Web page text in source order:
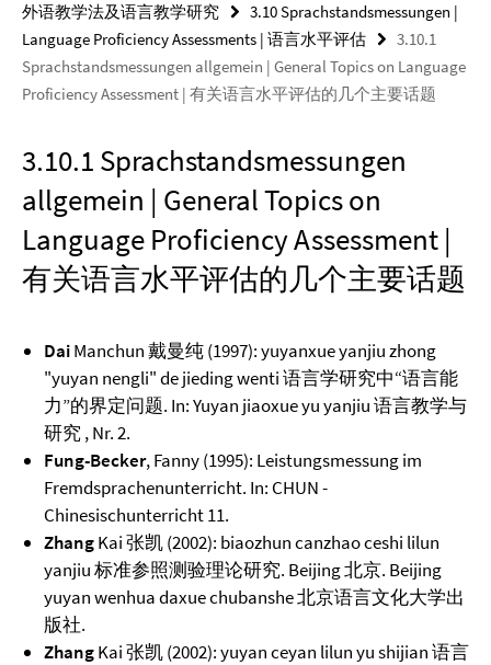
外语教学法及语言教学研究
3.10 Sprachstandsmessungen |
Language Proficiency Assessments | 语言水平评估
3.10.1
Sprachstandsmessungen allgemein | General Topics on Language
Proficiency Assessment | 有关语言水平评估的几个主要话题
3.10.1 Sprachstandsmessungen
allgemein | General Topics on
Language Proficiency Assessment |
有关语言水平评估的几个主要话题
DaiManchun 戴曼纯 (1997): yuyanxue yanjiu zhong
"yuyan nengli" de jieding wenti 语言学研究中“语言能
力”的界定问题. In: Yuyan jiaoxue yu yanjiu 语言教学与
研究 , Nr. 2.
Fung-Becker, Fanny (1995): Leistungsmessung im
Fremdsprachenunterricht. In: CHUN -
Chinesischunterricht 11.
ZhangKai 张凯 (2002): biaozhun canzhao ceshi lilun
yanjiu 标准参照测验理论研究. Beijing 北京. Beijing
yuyan wenhua daxue chubanshe 北京语言文化大学出
版社.
ZhangKai 张凯 (2002): yuyan ceyan lilun yu shijian 语言